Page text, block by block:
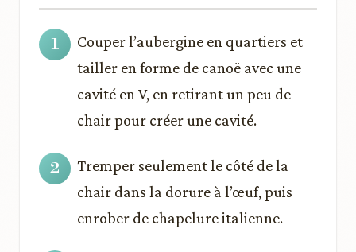
Couper l’aubergine en quartiers et
tailler en forme de canoë avec une
cavité en V, en retirant un peu de
chair pour créer une cavité.
Tremper seulement le côté de la
chair dans la dorure à l’œuf, puis
enrober de chapelure italienne.